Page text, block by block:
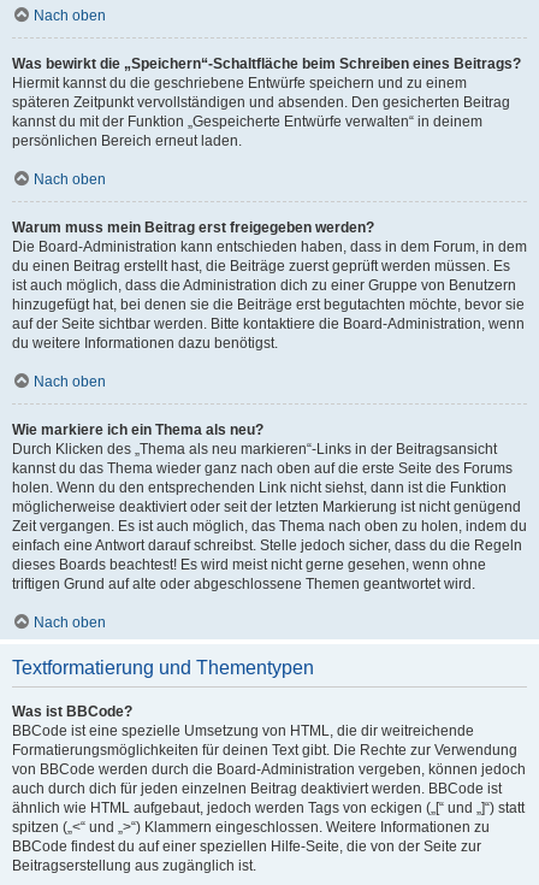
Nach oben
Was bewirkt die „Speichern“-Schaltfläche beim Schreiben eines Beitrags?
Hiermit kannst du die geschriebene Entwürfe speichern und zu einem
späteren Zeitpunkt vervollständigen und absenden. Den gesicherten Beitrag
kannst du mit der Funktion „Gespeicherte Entwürfe verwalten“ in deinem
persönlichen Bereich erneut laden.
Nach oben
Warum muss mein Beitrag erst freigegeben werden?
Die Board-Administration kann entschieden haben, dass in dem Forum, in dem
du einen Beitrag erstellt hast, die Beiträge zuerst geprüft werden müssen. Es
ist auch möglich, dass die Administration dich zu einer Gruppe von Benutzern
hinzugefügt hat, bei denen sie die Beiträge erst begutachten möchte, bevor sie
auf der Seite sichtbar werden. Bitte kontaktiere die Board-Administration, wenn
du weitere Informationen dazu benötigst.
Nach oben
Wie markiere ich ein Thema als neu?
Durch Klicken des „Thema als neu markieren“-Links in der Beitragsansicht
kannst du das Thema wieder ganz nach oben auf die erste Seite des Forums
holen. Wenn du den entsprechenden Link nicht siehst, dann ist die Funktion
möglicherweise deaktiviert oder seit der letzten Markierung ist nicht genügend
Zeit vergangen. Es ist auch möglich, das Thema nach oben zu holen, indem du
einfach eine Antwort darauf schreibst. Stelle jedoch sicher, dass du die Regeln
dieses Boards beachtest! Es wird meist nicht gerne gesehen, wenn ohne
triftigen Grund auf alte oder abgeschlossene Themen geantwortet wird.
Nach oben
Textformatierung und Thementypen
Was ist BBCode?
BBCode ist eine spezielle Umsetzung von HTML, die dir weitreichende
Formatierungsmöglichkeiten für deinen Text gibt. Die Rechte zur Verwendung
von BBCode werden durch die Board-Administration vergeben, können jedoch
auch durch dich für jeden einzelnen Beitrag deaktiviert werden. BBCode ist
ähnlich wie HTML aufgebaut, jedoch werden Tags von eckigen („[“ und „]“) statt
spitzen („<“ und „>“) Klammern eingeschlossen. Weitere Informationen zu
BBCode findest du auf einer speziellen Hilfe-Seite, die von der Seite zur
Beitragserstellung aus zugänglich ist.